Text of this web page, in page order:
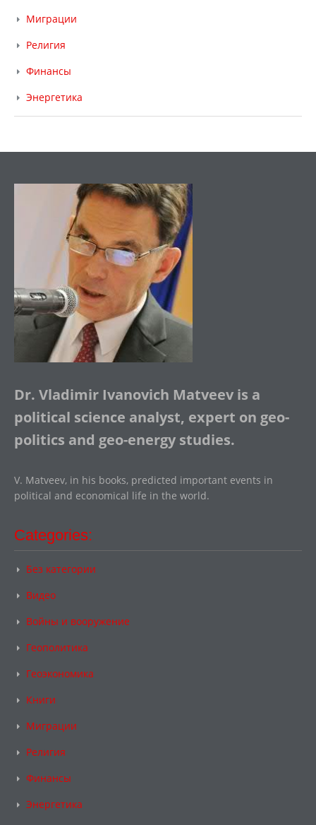
Миграции
Религия
Финансы
Энергетика
Dr. Vladimir Ivanovich Matveev is a
political science analyst, expert on geo-
politics and geo-energy studies.
V. Matveev, in his books, predicted important events in
political and economical life in the world.
Categories:
Без категории
Видео
Войны и вооружение
Геополитика
Геоэкономика
Книги
Миграции
Религия
Финансы
Энергетика